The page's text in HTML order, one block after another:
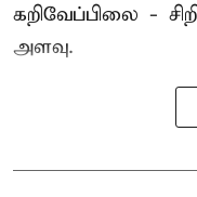
கறிவேப்பிலை -
அளவு.